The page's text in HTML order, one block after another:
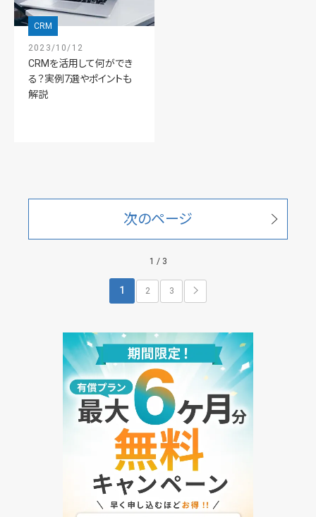
CRM
2023/10/12
CRMを活用して何ができ
る？実例7選やポイントも
解説
次のページ
1 / 3
1 2 3